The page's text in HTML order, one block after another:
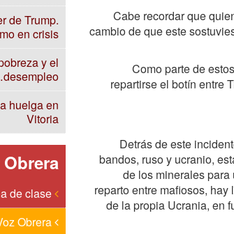
de Trump.
en crisis
y el
desempleo…
huelga en
Vitoria
Cabe recordar que
cambio de que este
Como parte de
repartirse el botín entre
Detrás de este
bandos, ruso y ucranio,
de los minerales
reparto entre mafiosos,
de la propia Ucrania, en